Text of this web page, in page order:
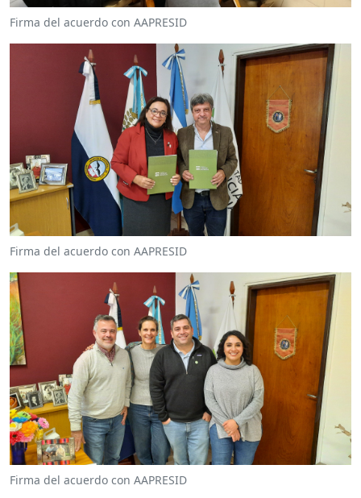
Firma del acuerdo con AAPRESID
Firma del acuerdo con AAPRESID
Firma del acuerdo con AAPRESID